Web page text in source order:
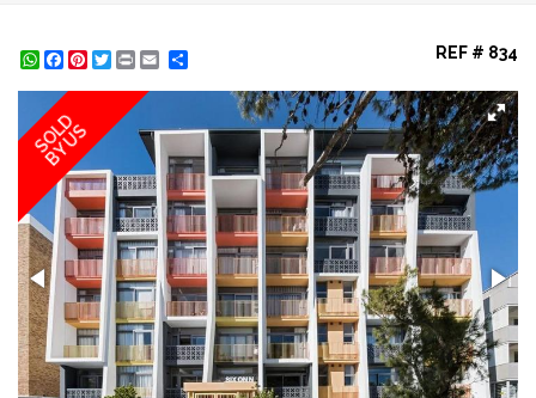
WhatsApp
Facebook
Pinterest
Twitter
Print REF # 834
SOLD
BY US